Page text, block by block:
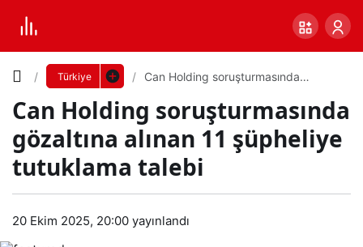
Türkiye
Can Holding soruşturmasında
tutuklama talebi
Can Holding soruşturmasında
gözaltına alınan 11 şüpheliye
tutuklama talebi
20 Ekim 2025, 20:00 yayınlandı
Can
Hol
Yazı
Boyutunu
Ayarla
0 PAYLAŞ